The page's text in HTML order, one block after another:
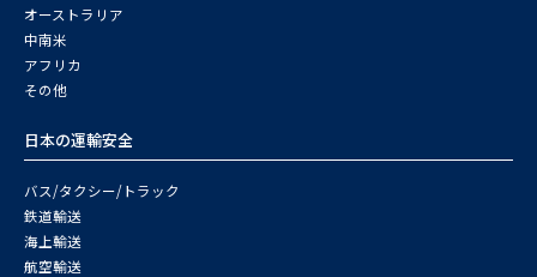
オーストラリア
中南米
アフリカ
その他
日本の運輸安全
バス/タクシー/トラック
鉄道輸送
海上輸送
航空輸送